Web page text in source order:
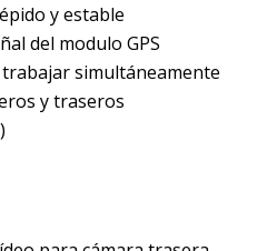
y estable
del modulo GPS
trabajar simultáneamente
y traseros